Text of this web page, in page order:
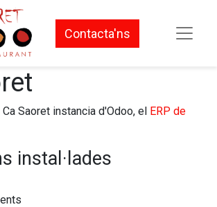
Contacta'ns
Saoret instancia d'Odoo, el ERP de
instal·lades